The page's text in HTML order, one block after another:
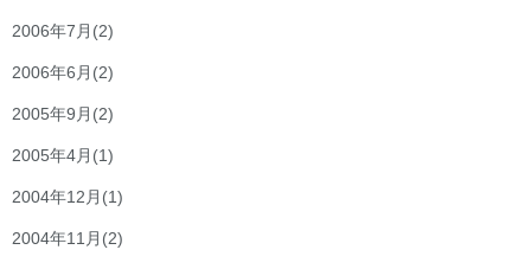
2006年7月 (2)
2006年6月 (2)
2005年9月 (2)
2005年4月 (1)
2004年12月 (1)
2004年11月 (2)